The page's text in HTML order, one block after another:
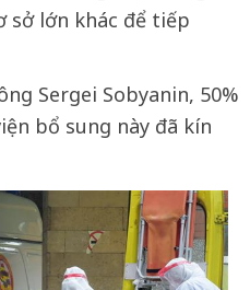
sở lớn khác để tiếp
Sergei Sobyanin, 50%
bổ sung này đã kín